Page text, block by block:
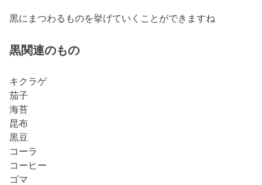
黒にまつわるものを挙げていくことができますね
黒関連のもの
キクラゲ
茄子
海苔
昆布
黒豆
コーラ
コーヒー
ゴマ